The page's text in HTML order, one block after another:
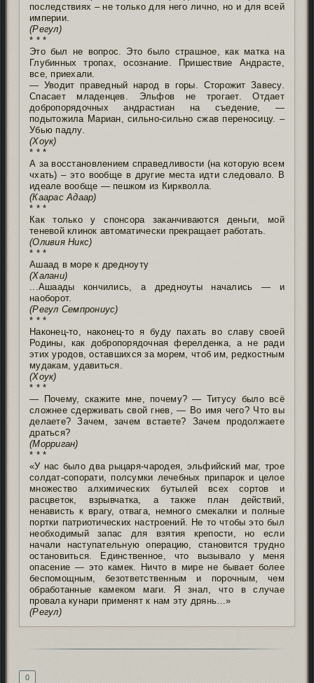
последствиях – не только для него лично, но и для всей
империи.
(Регул)
* * *
Это был не вопрос. Это было страшное, как матка на
Глубинных тропах, осознание. Пришествие Андрасте,
все, приехали.
— Уводит праведный народ в горы. Сторожит Завесу.
Спасает младенцев. Эльфов не трогает. Отдает
добропорядочных андрастиан на съедение, —
подытожила Мариан, сильно-сильно сжав переносицу. –
Убью падлу.
(Хоук)
* * *
А за восстановлением справедливости (на которую всем
чхать) – это вообще в другие места идти следовало. В
идеале вообще — пешком из Киркволла.
(Каарас Адаар)
* * *
Как только у спонсора заканчиваются деньги, мой
теневой клинок автоматически прекращает работать.
(Оливия Никс)
* * *
Ашаад в море к дредноуту
(Халани)
...Ашаады кончились, а дредноуты начались — и
наоборот.
(Регул Семпрониус)
* * *
Наконец-то, наконец-то я буду пахать во славу своей
Родины, как добропорядочная ферелденка, а не ради
этих уродов, оставшихся за морем, чтоб им, редкостным
мудакам, удавиться.
(Хоук)
* * *
— Почему, скажите мне, почему? — Титусу было всё
сложнее сдерживать свой гнев, — Во имя чего? Что вы
делаете? Зачем, зачем встаете? Зачем продолжаете
драться?
(Морриган)
* * *
«У нас было два рыцаря-чародея, эльфийский маг, трое
солдат-сопорати, полсумки лечебных припарок и целое
множество алхимических бутылей всех сортов и
расцветок, взрывчатка, а также план действий,
ненависть к врагу, отвага, немного смекалки и полные
портки патриотических настроений. Не то чтобы это был
необходимый запас для взятия крепости, но если
начали наступательную операцию, становится трудно
остановиться. Единственное, что вызывало у меня
опасение — это камек. Ничто в мире не бывает более
беспомощным, безответственным и порочным, чем
обработанные камеком маги. Я знал, что в случае
провала кунари применят к нам эту дрянь…»
(Регул)
0